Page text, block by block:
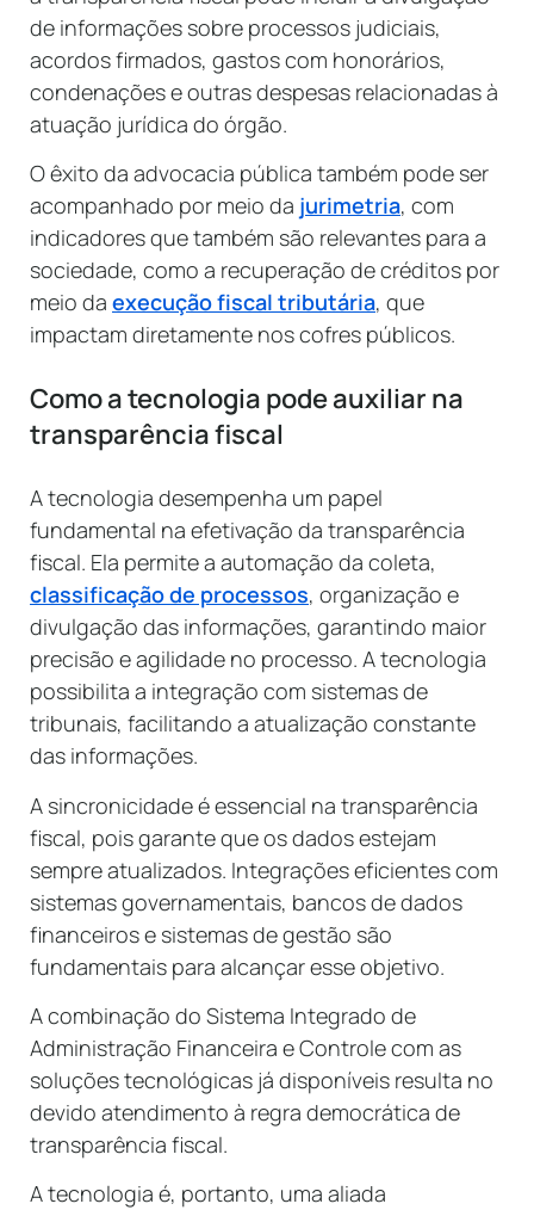
de informações sobre processos judiciais,
acordos firmados, gastos com honorários,
condenações e outras despesas relacionadas à
atuação jurídica do órgão.
O êxito da advocacia pública também pode ser
acompanhado por meio da jurimetria, com
indicadores que também são relevantes para a
sociedade, como a recuperação de créditos por
meio da execução fiscal tributária, que
impactam diretamente nos cofres públicos.
Como a tecnologia pode auxiliar na
transparência fiscal
A tecnologia desempenha um papel
fundamental na efetivação da transparência
fiscal. Ela permite a automação da coleta,
classificação de processos, organização e
divulgação das informações, garantindo maior
precisão e agilidade no processo. A tecnologia
possibilita a integração com sistemas de
tribunais, facilitando a atualização constante
das informações.
A sincronicidade é essencial na transparência
fiscal, pois garante que os dados estejam
sempre atualizados. Integrações eficientes com
sistemas governamentais, bancos de dados
financeiros e sistemas de gestão são
fundamentais para alcançar esse objetivo.
A combinação do Sistema Integrado de
Administração Financeira e Controle com as
soluções tecnológicas já disponíveis resulta no
devido atendimento à regra democrática de
transparência fiscal.
A tecnologia é, portanto, uma aliada